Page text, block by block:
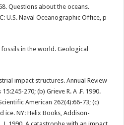
Questions about the oceans.
U.S. Naval Oceanographic Office, p
in the world. Geological
impact structures. Annual Review
270; (b) Grieve R. A .F. 1990.
American 262(4):66-73; (c)
ice. NY: Helix Books, Addison-